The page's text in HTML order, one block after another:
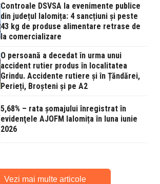
Controale DSVSA la evenimente publice
din județul Ialomița: 4 sancțiuni și peste
43 kg de produse alimentare retrase de
la comercializare
O persoană a decedat în urma unui
accident rutier produs în localitatea
Grindu. Accidente rutiere și în Țăndărei,
Perieți, Broșteni și pe A2
5,68% – rata şomajului înregistrat în
evidenţele AJOFM Ialomița în luna iunie
2026
Vezi mai multe articole